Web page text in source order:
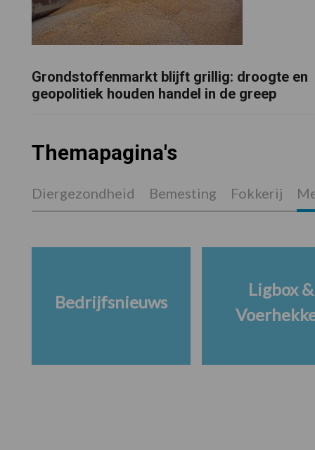
Grondstoffenmarkt blijft grillig: droogte en
geopolitiek houden handel in de greep
Themapagina's
Diergezondheid Bemesting Fokkerij
Bedrijfsnieuws
Ligbox &